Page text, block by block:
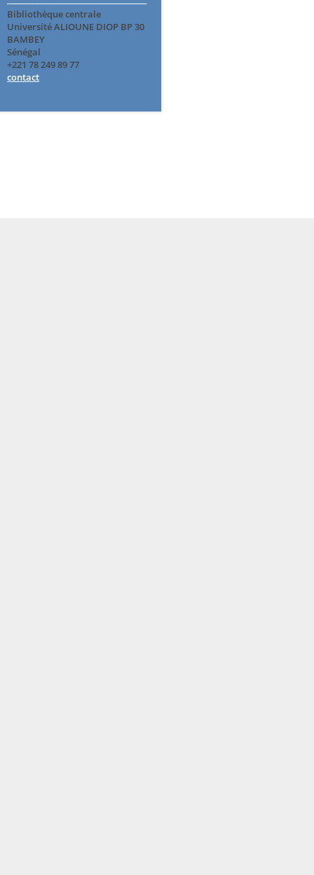
Bibliothèque centrale
Université ALIOUNE DIOP BP 30
BAMBEY
Sénégal
+221 78 249 89 77
contact